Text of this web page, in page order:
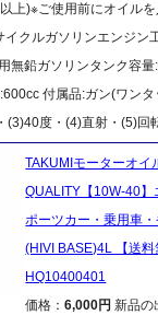
上)※ご使用前にオイルを
イクルガソリンエンジン
無鉛ガソリンタンク容
付属品:ガン(ワン
(3)40度・(4)直射・(5)回
TAKUMIモーターオイ
QUALITY【10W-40】
ポーツカー・乗用車
(HIVI BASE)4L 【送料
HQ10400401
価格：6,000円新品の